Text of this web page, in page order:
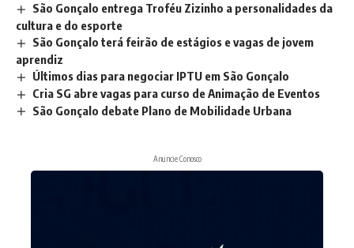
São Gonçalo entrega Troféu Zizinho a personalidades da
cultura e do esporte
São Gonçalo terá feirão de estágios e vagas de jovem
aprendiz
Últimos dias para negociar IPTU em São Gonçalo
Cria SG abre vagas para curso de Animação de Eventos
São Gonçalo debate Plano de Mobilidade Urbana
Anuncie Conosco